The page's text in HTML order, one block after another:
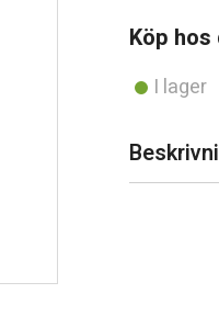
Köp hos
I lager